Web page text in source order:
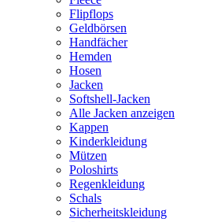
Flipflops
Geldbörsen
Handfächer
Hemden
Hosen
Jacken
Softshell-Jacken
Alle Jacken anzeigen
Kappen
Kinderkleidung
Mützen
Poloshirts
Regenkleidung
Schals
Sicherheitskleidung